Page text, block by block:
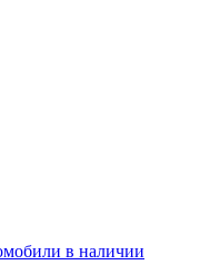
в наличии